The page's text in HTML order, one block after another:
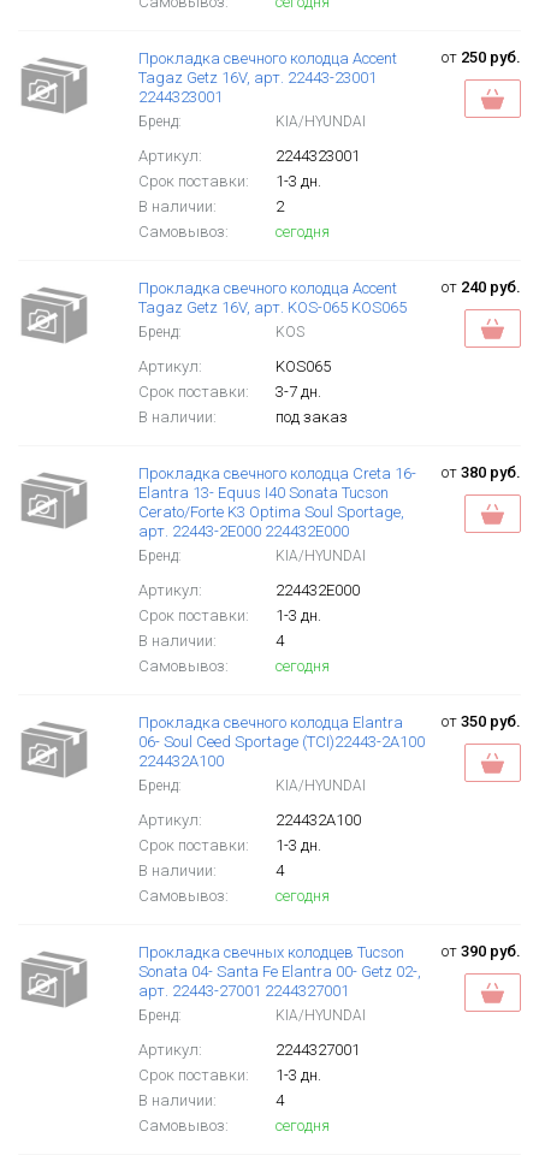
Прокладка свечного колодца Accent
Tagaz Getz 16V, арт. 22443-23001
2244323001
Бренд: KIA/HYUNDAI
Артикул:
2244323001
Срок поставки:
1-3 дн.
В наличии:
2
Самовывоз:
сегодня
от 250 руб.
Прокладка свечного колодца Accent
Tagaz Getz 16V, арт. KOS-065 KOS065
Бренд: KOS
Артикул:
KOS065
Срок поставки:
3-7 дн.
В наличии:
под заказ
от 240 руб.
Прокладка свечного колодца Creta 16-
Elantra 13- Equus I40 Sonata Tucson
Cerato/Forte K3 Optima Soul Sportage,
арт. 22443-2E000 224432E000
Бренд: KIA/HYUNDAI
Артикул:
224432E000
Срок поставки:
1-3 дн.
В наличии:
4
Самовывоз:
сегодня
от 380 руб.
Прокладка свечного колодца Elantra
06- Soul Ceed Sportage (TCI)22443-2A100
224432A100
Бренд: KIA/HYUNDAI
Артикул:
224432A100
Срок поставки:
1-3 дн.
В наличии:
4
Самовывоз:
сегодня
от 350 руб.
Прокладка свечных колодцев Tucson
Sonata 04- Santa Fe Elantra 00- Getz 02-,
арт. 22443-27001 2244327001
Бренд: KIA/HYUNDAI
Артикул:
2244327001
Срок поставки:
1-3 дн.
В наличии:
4
Самовывоз:
сегодня
от 390 руб.